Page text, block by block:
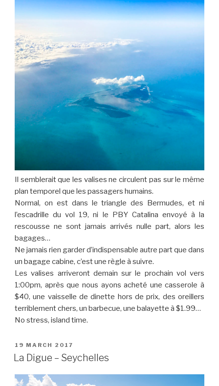
Il semblerait que les valises ne circulent pas sur le même
plan temporel que les passagers humains.
Normal, on est dans le triangle des Bermudes, et ni
l’escadrille du vol 19, ni le PBY Catalina envoyé à la
rescousse ne sont jamais arrivés nulle part, alors les
bagages…
Ne jamais rien garder d’indispensable autre part que dans
un bagage cabine, c’est une règle à suivre.
Les valises arriveront demain sur le prochain vol vers
1:00pm, après que nous ayons acheté une casserole à
$40, une vaisselle de dinette hors de prix, des oreillers
terriblement chers, un barbecue, une balayette à $1.99…
No stress, island time.
POSTED
ON
19 MARCH 2017
La Digue – Seychelles